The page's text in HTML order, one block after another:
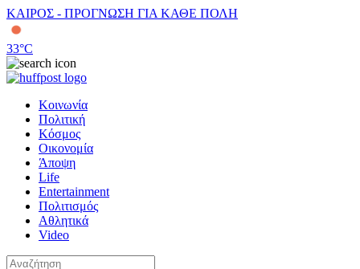
ΚΑΙΡΟΣ - ΠΡΟΓΝΩΣΗ ΓΙΑ ΚΑΘΕ ΠΟΛΗ
33°C
Κοινωνία
Πολιτική
Κόσμος
Οικονομία
Άποψη
Life
Entertainment
Πολιτισμός
Αθλητικά
Video